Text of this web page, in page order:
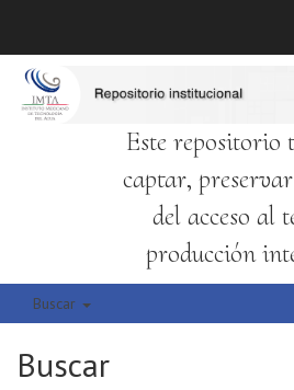
Este repositorio
captar,
del acceso al
producción
Buscar
Buscar